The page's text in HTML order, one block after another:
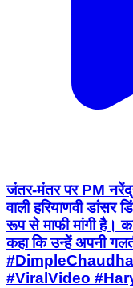
जंतर-मंतर पर PM
वाली हरियाणवी डांसर
रूप से माफी मांगी है।
कहा कि उन्हें अपनी
#ViralVideo